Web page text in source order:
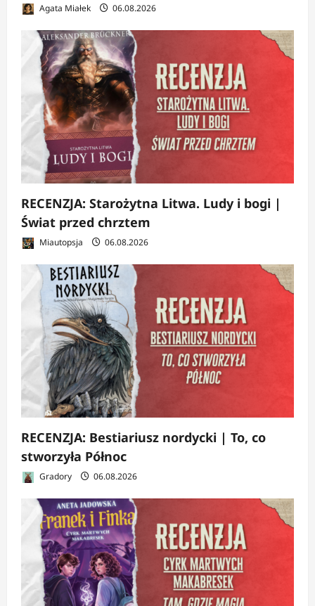
Agata Miałek 06.08.2026
RECENZJA: Starożytna Litwa. Ludy i bogi |
Świat przed chrztem
Miautopsja 06.08.2026
RECENZJA: Bestiariusz nordycki | To, co
stworzyła Północ
Gradory 06.08.2026